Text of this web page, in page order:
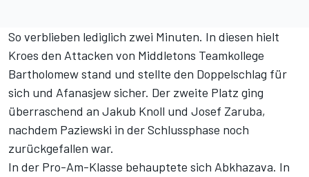
So verblieben lediglich zwei Minuten. In diesen hielt
Kroes den Attacken von Middletons Teamkollege
Bartholomew stand und stellte den Doppelschlag für
sich und Afanasjew sicher. Der zweite Platz ging
überraschend an Jakub Knoll und Josef Zaruba,
nachdem Paziewski in der Schlussphase noch
zurückgefallen war.
In der Pro-Am-Klasse behauptete sich Abkhazava. In